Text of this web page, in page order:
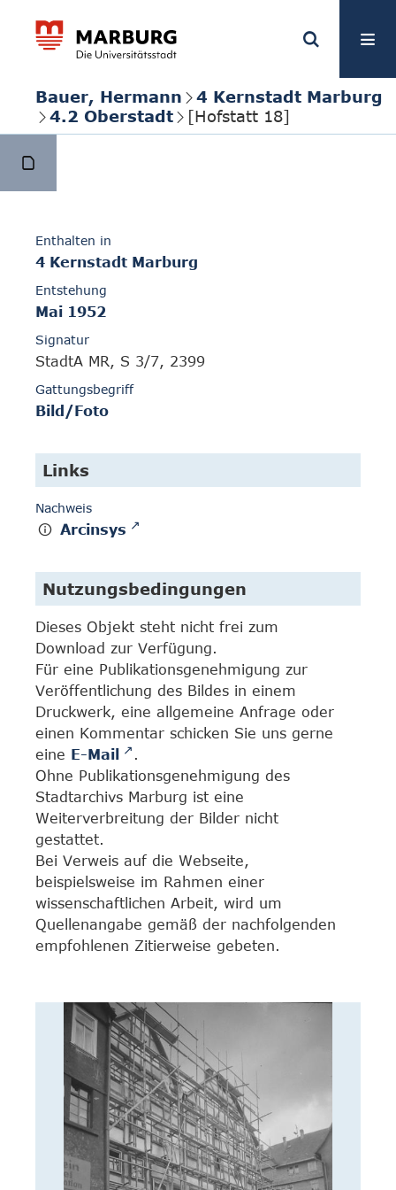
Bauer, Hermann
4 Kernstadt Marburg
4.2 Oberstadt
[Hofstatt 18]
Enthalten in
4 Kernstadt Marburg
Entstehung
Mai 1952
Signatur
StadtA MR, S 3/7, 2399
Gattungsbegriff
Bild/Foto
Links
Nachweis
Arcinsys
Nutzungsbedingungen
Dieses Objekt steht nicht frei zum
Download zur Verfügung.
Für eine Publikationsgenehmigung zur
Veröffentlichung des Bildes in einem
Druckwerk, eine allgemeine Anfrage oder
einen Kommentar schicken Sie uns gerne
eine E-Mail
.
Ohne Publikationsgenehmigung des
Stadtarchivs Marburg ist eine
Weiterverbreitung der Bilder nicht
gestattet.
Bei Verweis auf die Webseite,
beispielsweise im Rahmen einer
wissenschaftlichen Arbeit, wird um
Quellenangabe gemäß der nachfolgenden
empfohlenen Zitierweise gebeten.